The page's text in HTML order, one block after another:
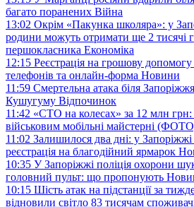
багато поранених Війна
13:02 Окрім «Пакунка школяра»: у
родини можуть отримати ще 2 тисячі
першокласника Економіка
12:15 Реєстрація на грошову
телефонів та онлайн-форма Новини
11:59 Смертельна атака біля
Кушугуму Відпочинок
11:42 «СТО на колесах» за 12 млн
військовим мобільні майстерні
11:02 Залишилося два дні: у Запоріжжі
реєстрація на благодійний ярмарок
10:35 У Запоріжжі поліція охорони
головний пульт: що пропонують
10:15 Шість атак на підстанції за
відновили світло 83 тисячам